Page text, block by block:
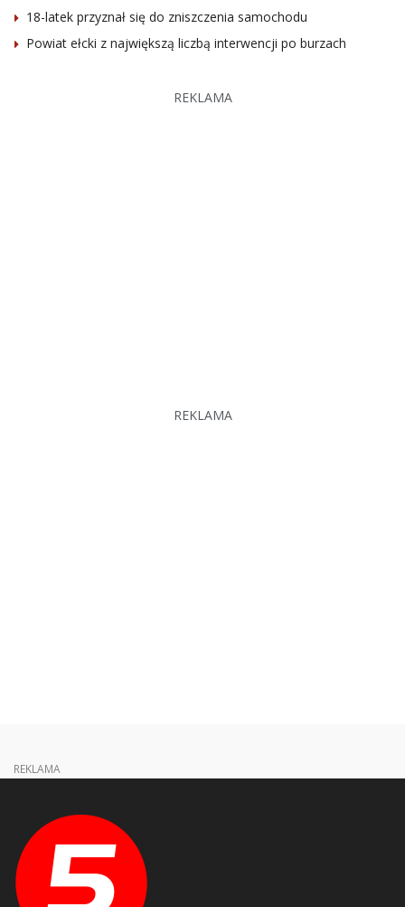
18-latek przyznał się do zniszczenia samochodu
Powiat ełcki z największą liczbą interwencji po burzach
REKLAMA
REKLAMA
REKLAMA